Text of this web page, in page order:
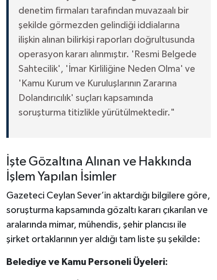
denetim firmaları tarafından muvazaalı bir
şekilde görmezden gelindiği iddialarına
ilişkin alınan bilirkişi raporları doğrultusunda
operasyon kararı alınmıştır. 'Resmi Belgede
Sahtecilik', 'İmar Kirliliğine Neden Olma' ve
'Kamu Kurum ve Kuruluşlarının Zararına
Dolandırıcılık' suçları kapsamında
soruşturma titizlikle yürütülmektedir."
İşte Gözaltına Alınan ve Hakkında
İşlem Yapılan İsimler
Gazeteci Ceylan Sever’in aktardığı bilgilere göre,
soruşturma kapsamında gözaltı kararı çıkarılan ve
aralarında mimar, mühendis, şehir plancısı ile
şirket ortaklarının yer aldığı tam liste şu şekilde:
Belediye ve Kamu Personeli Üyeleri: